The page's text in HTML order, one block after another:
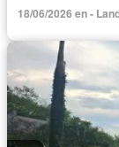
18/06/2026 en -